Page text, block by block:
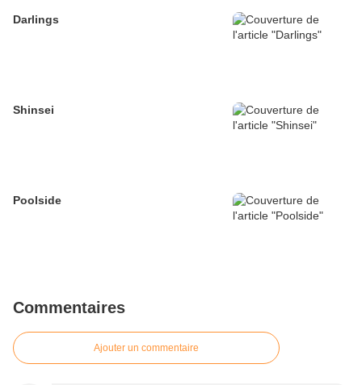
Darlings
Shinsei
Poolside
Commentaires
Ajouter un commentaire